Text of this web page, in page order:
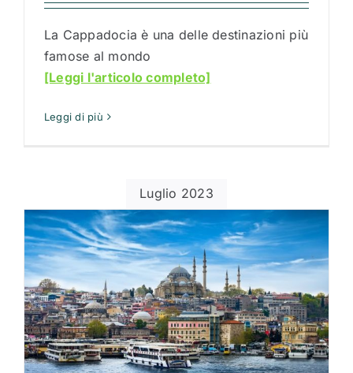
La Cappadocia è una delle destinazioni più
famose al mondo
[Leggi l'articolo completo]
Leggi di più
Luglio 2023